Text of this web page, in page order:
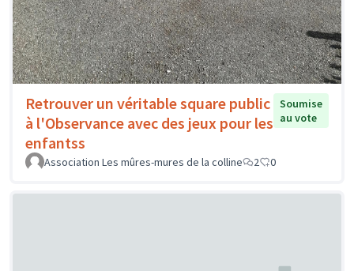
Retrouver un véritable square public
à l'Observance avec des jeux pour les
enfantss
Soumise
au vote
Association Les mûres-mures de la colline 2 0